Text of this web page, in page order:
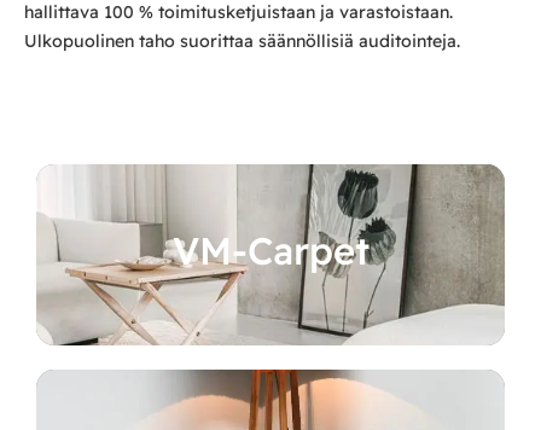
hallittava 100 % toimitusketjuistaan ja varastoistaan.
Ulkopuolinen taho suorittaa säännöllisiä auditointeja.
VM-Carpet